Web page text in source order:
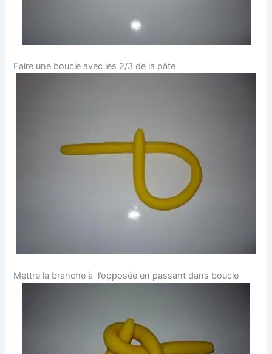
Faire une boucle avec les 2/3 de la pâte
Mettre la branche à l’opposée en passant dans boucle